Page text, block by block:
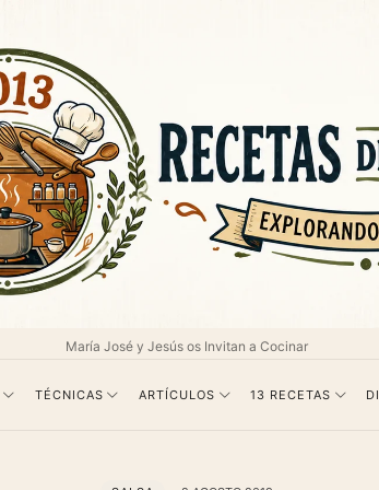
María José y Jesús os Invitan a Cocinar
TÉCNICAS ARTÍCULOS 13 RECETAS